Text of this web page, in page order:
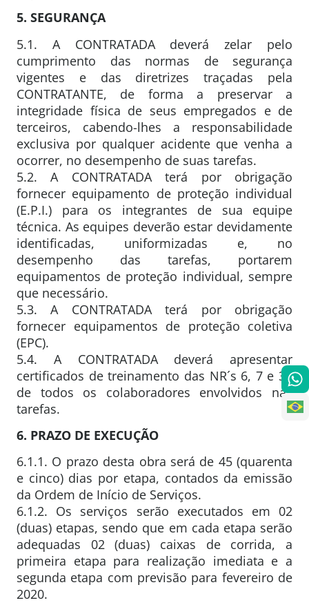
5. SEGURANÇA
5.1. A CONTRATADA deverá zelar pelo
cumprimento das normas de segurança
vigentes e das diretrizes traçadas pela
CONTRATANTE, de forma a preservar a
integridade física de seus empregados e de
terceiros, cabendo-lhes a responsabilidade
exclusiva por qualquer acidente que venha a
ocorrer, no desempenho de suas tarefas.
5.2. A CONTRATADA terá por obrigação
fornecer equipamento de proteção individual
(E.P.I.) para os integrantes de sua equipe
técnica. As equipes deverão estar devidamente
identificadas, uniformizadas e, no
desempenho das tarefas, portarem
equipamentos de proteção individual, sempre
que necessário.
5.3. A CONTRATADA terá por obrigação
fornecer equipamentos de proteção coletiva
(EPC).
5.4. A CONTRATADA deverá apresentar
certificados de treinamento das NR´s 6, 7 e 35
de todos os colaboradores envolvidos nas
tarefas.
6. PRAZO DE EXECUÇÃO
6.1.1. O prazo desta obra será de 45 (quarenta
e cinco) dias por etapa, contados da emissão
da Ordem de Início de Serviços.
6.1.2. Os serviços serão executados em 02
(duas) etapas, sendo que em cada etapa serão
adequadas 02 (duas) caixas de corrida, a
primeira etapa para realização imediata e a
segunda etapa com previsão para fevereiro de
2020.